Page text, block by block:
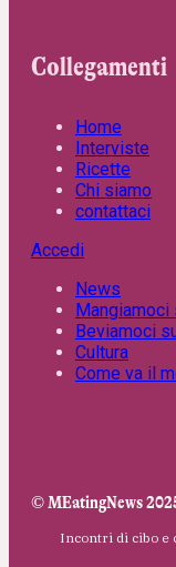
Collegamenti
Home
Interviste
Ricette
Chi siamo
contattaci
Accedi
News
Mangiamoci
Beviamoci
Cultura
Come va il
© MEatingNews
Incontri di cibo e